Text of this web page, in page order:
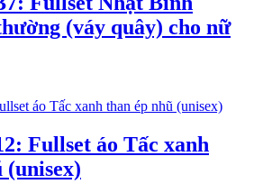
(váy quây) cho nữ
Fullset áo Tấc xanh
(unisex)